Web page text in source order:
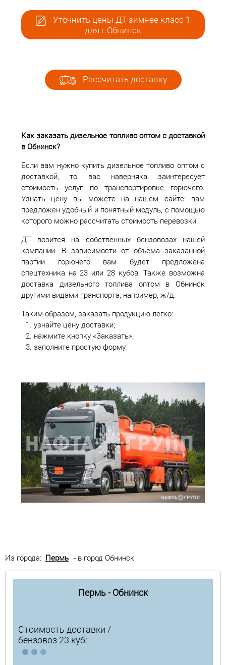
Уточнить цены ДТ зимнее класс 1
для г.Обнинск
Рассчитать доставку
Как заказать дизельное топливо оптом с доставкой
в Обнинск?
Если вам нужно купить дизельное топливо оптом с
доставкой, то вас наверняка заинтересует
стоимость услуг по транспортировке горючего.
Узнать цену вы можете на нашем сайте: вам
предложен удобный и понятный модуль, с помощью
которого можно рассчитать стоимость перевозки.
ДТ возится на собственных бензовозах нашей
компании. В зависимости от объёма заказанной
партии горючего вам будет предложена
спецтехника на 23 или 28 кубов. Также возможна
доставка дизельного топлива оптом в Обнинск
другими видами транспорта, например, ж/д.
Таким образом, заказать продукцию легко:
узнайте цену доставки;
нажмите кнопку «Заказать»;
заполните простую форму.
Из города: Пермь - в город Обнинск
Пермь - Обнинск
Стоимость доставки /
бензовоз 23 куб: